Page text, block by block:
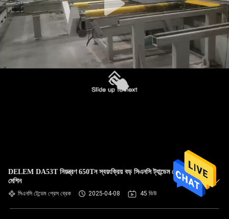
DELEM DA53T নিয়ন্ত্রণ 650Tন স্বয়ংক্রিয় বড় সিএনসি ট্যান্ডেম প্রেস ব্রেক
মেশিন
সিএনসি টেন্ডেম প্রেস ব্রেক 2025-04-08 45 ভিউ